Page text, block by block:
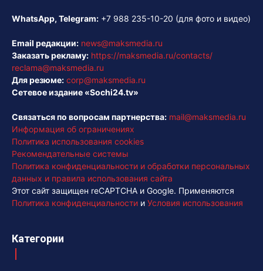
WhatsApp, Telegram: +7 988 235-10-20 (для фото и видео)
Email редакции: news@maksmedia.ru
Заказать рекламу: https://maksmedia.ru/contacts/
reclama@maksmedia.ru
Для резюме: corp@maksmedia.ru
Сетевое издание «Sochi24.tv»
Связаться по вопросам партнерства: mail@maksmedia.ru
Информация об ограничениях
Политика использования cookies
Рекомендательные системы
Политика конфиденциальности и обработки персональных
данных и правила использования сайта
Этот сайт защищен reCAPTCHA и Google. Применяются
Политика конфиденциальности и Условия использования
Категории